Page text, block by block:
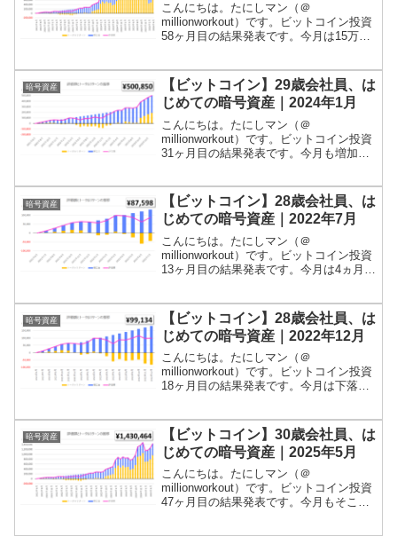
こんにちは。たにしマン（＠
millionworkout）です。ビットコイン投資
58ヶ月目の結果発表です。今月は15万円
やポイ活、家計簿などの記録をつけてい
ますが、ビ...
暗号資産
【ビットコイン】29歳会社員、は
じめての暗号資産｜2024年1月
こんにちは。たにしマン（＠
millionworkout）です。ビットコイン投資
31ヶ月目の結果発表です。今月も増加し
簿などの記録をつけていますが、ビット
コインの運用経...
暗号資産
【ビットコイン】28歳会社員、は
じめての暗号資産｜2022年7月
こんにちは。たにしマン（＠
millionworkout）です。ビットコイン投資
13ヶ月目の結果発表です。今月は4ヵ月ぶ
資やポイ活、家計簿などの記録をつけて
いますが、ビッ...
暗号資産
【ビットコイン】28歳会社員、は
じめての暗号資産｜2022年12月
こんにちは。たにしマン（＠
millionworkout）です。ビットコイン投資
18ヶ月目の結果発表です。今月は下落し
家計簿などの記録をつけていますが、ビ
ットコインの運用...
暗号資産
【ビットコイン】30歳会社員、は
じめての暗号資産｜2025年5月
こんにちは。たにしマン（＠
millionworkout）です。ビットコイン投資
47ヶ月目の結果発表です。今月もそこそ